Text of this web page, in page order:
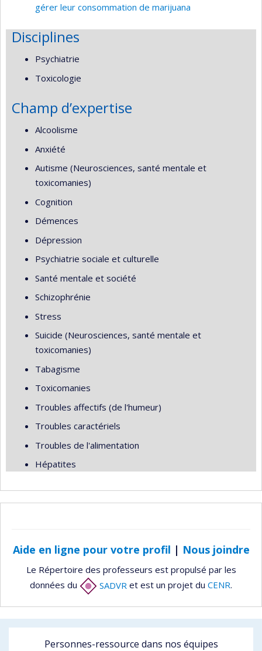
gérer leur consommation de marijuana
Disciplines
Psychiatrie
Toxicologie
Champ d’expertise
Alcoolisme
Anxiété
Autisme (Neurosciences, santé mentale et
toxicomanies)
Cognition
Démences
Dépression
Psychiatrie sociale et culturelle
Santé mentale et société
Schizophrénie
Stress
Suicide (Neurosciences, santé mentale et
toxicomanies)
Tabagisme
Toxicomanies
Troubles affectifs (de l'humeur)
Troubles caractériels
Troubles de l'alimentation
Hépatites
Aide en ligne pour votre profil | Nous joindre
Le Répertoire des professeurs est propulsé par les
données du
SADVR et est un projet du CENR.
Personnes-ressource dans nos équipes